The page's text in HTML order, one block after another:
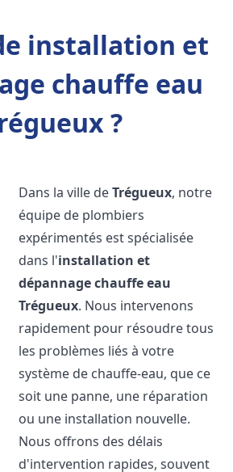
installation et
chauffe eau
?
Dans la ville deTrégueux, notre
équipe de plombiers
expérimentés est spécialisée
dans l'installation et
dépannage chauffe eau
Trégueux. Nous intervenons
rapidement pour résoudre tous
les problèmes liés à votre
système de chauffe-eau, que ce
soit une panne, une réparation
ou une installation nouvelle.
Nous offrons des délais
d'intervention rapides, souvent